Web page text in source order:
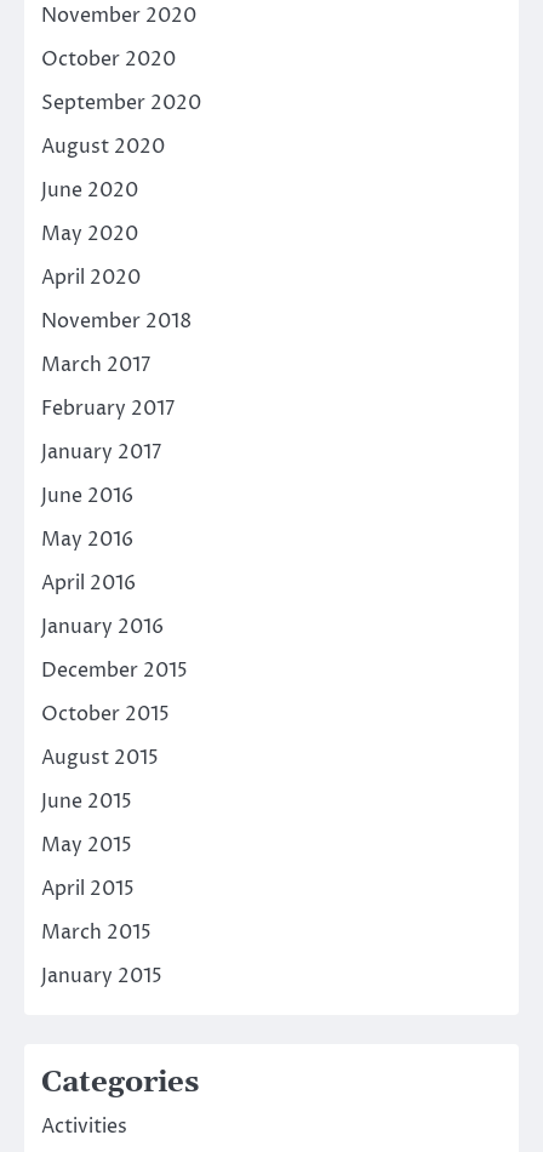
November 2020
October 2020
September 2020
August 2020
June 2020
May 2020
April 2020
November 2018
March 2017
February 2017
January 2017
June 2016
May 2016
April 2016
January 2016
December 2015
October 2015
August 2015
June 2015
May 2015
April 2015
March 2015
January 2015
Categories
Activities